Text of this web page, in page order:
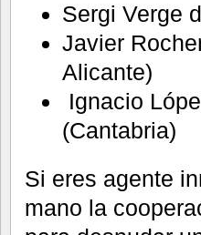
Sergi Verge
Javier
Alicante)
Ignacio
(Cantabria)
Si eres agente
mano la